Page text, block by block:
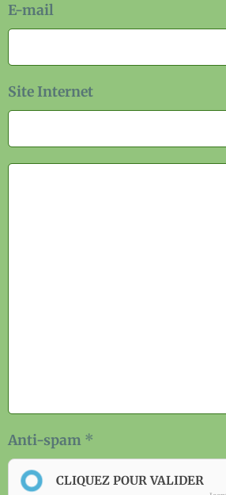
E-mail
Site Internet
Anti-spam
CLIQUEZ POUR VALIDER